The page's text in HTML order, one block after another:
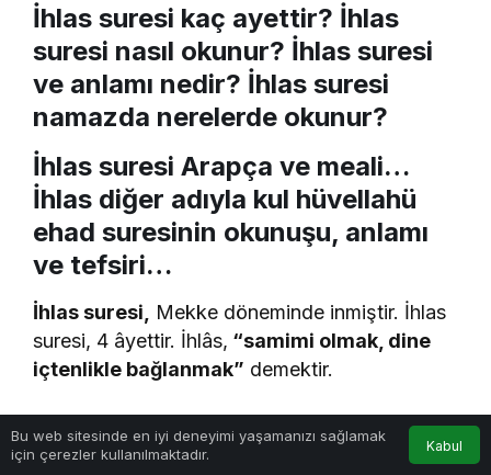
İhlas suresi kaç ayettir? İhlas
suresi nasıl okunur? İhlas suresi
ve anlamı nedir? İhlas suresi
namazda nerelerde okunur?
İhlas suresi Arapça ve meali…
İhlas diğer adıyla kul hüvellahü
ehad suresinin okunuşu, anlamı
ve tefsiri…
İhlas suresi,
Mekke döneminde inmiştir. İhlas
suresi, 4 âyettir. İhlâs, “samimi olmak, dine
içtenlikle bağlanmak” demektir.
Göz Atın
Bu web sitesinde en iyi deneyimi yaşamanızı sağlamak
için çerezler kullanılmaktadır.
Kabul
Anasayfa Hesabım